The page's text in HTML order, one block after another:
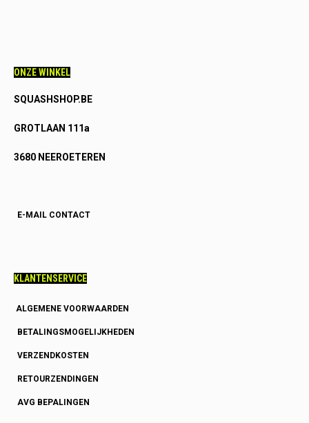
ONZE WINKEL
SQUASHSHOP.BE
GROTLAAN 111a
3680 NEEROETEREN
E-MAIL CONTACT
KLANTENSERVICE
ALGEMENE VOORWAARDEN
BETALINGSMOGELIJKHEDEN
VERZENDKOSTEN
RETOURZENDINGEN
AVG BEPALINGEN